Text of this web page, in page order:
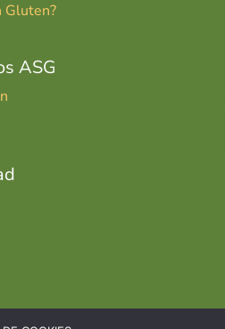
Gluten?
ASG